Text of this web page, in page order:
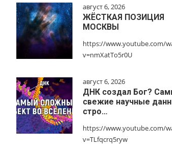
август 6, 2026
ЖЁСТКАЯ ПОЗИЦИЯ
МОСКВЫ
https://www.youtube.com/
v=nmXatTo5r0U
август 6, 2026
ДНК создал Бог?
свежие научные
стро…
https://www.youtube.com/
v=TLfqcrq5ryw